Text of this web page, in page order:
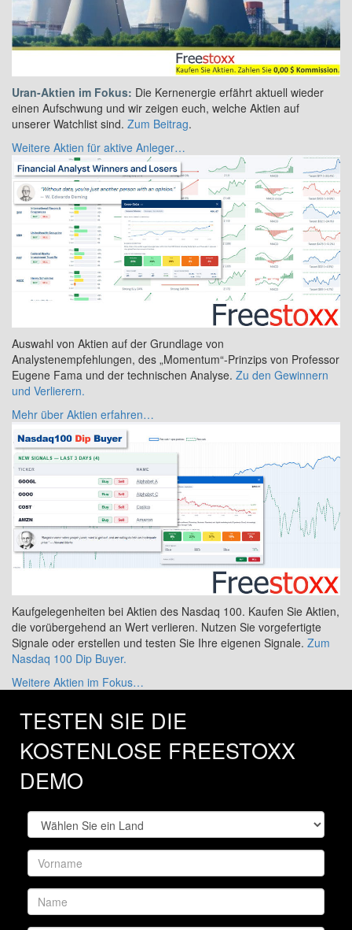
Uran-Aktien im Fokus: Die Kernenergie erfährt aktuell wieder
einen Aufschwung und wir zeigen euch, welche Aktien auf
unserer Watchlist sind. Zum Beitrag.
Weitere Aktien für aktive Anleger…
Auswahl von Aktien auf der Grundlage von
Analystenempfehlungen, des „Momentum“-Prinzips von Professor
Eugene Fama und der technischen Analyse. Zu den Gewinnern
und Verlierern.
Mehr über Aktien erfahren…
Kaufgelegenheiten bei Aktien des Nasdaq 100. Kaufen Sie Aktien,
die vorübergehend an Wert verlieren. Nutzen Sie vorgefertigte
Signale oder erstellen und testen Sie Ihre eigenen Signale. Zum
Nasdaq 100 Dip Buyer.
Weitere Aktien im Fokus…
TESTEN SIE DIE
KOSTENLOSE FREESTOXX
DEMO